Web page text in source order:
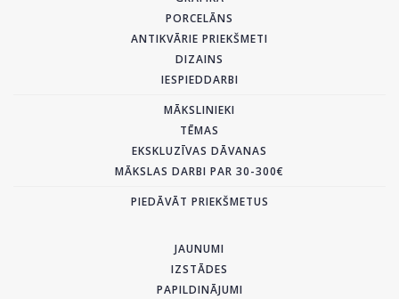
PORCELĀNS
ANTIKVĀRIE PRIEKŠMETI
DIZAINS
IESPIEDDARBI
MĀKSLINIEKI
TĒMAS
EKSKLUZĪVAS DĀVANAS
MĀKSLAS DARBI PAR 30-300€
PIEDĀVĀT PRIEKŠMETUS
JAUNUMI
IZSTĀDES
PAPILDINĀJUMI